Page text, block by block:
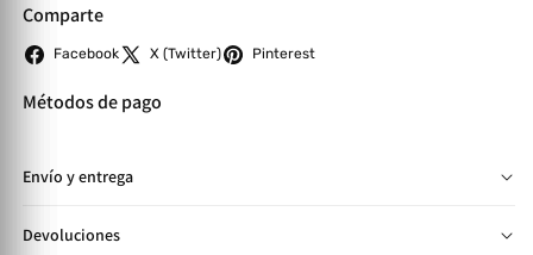
Comparte
Facebook X (Twitter) Pinterest
Métodos de pago
Envío y entrega
Devoluciones